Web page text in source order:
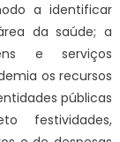
a identificar
da saúde; a
e serviços
os recursos
públicas
festividades,